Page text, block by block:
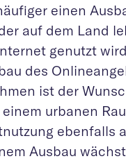
einen
auf dem Land
genutzt
des
ist der
urbanen
ebenfalls
Ausbau